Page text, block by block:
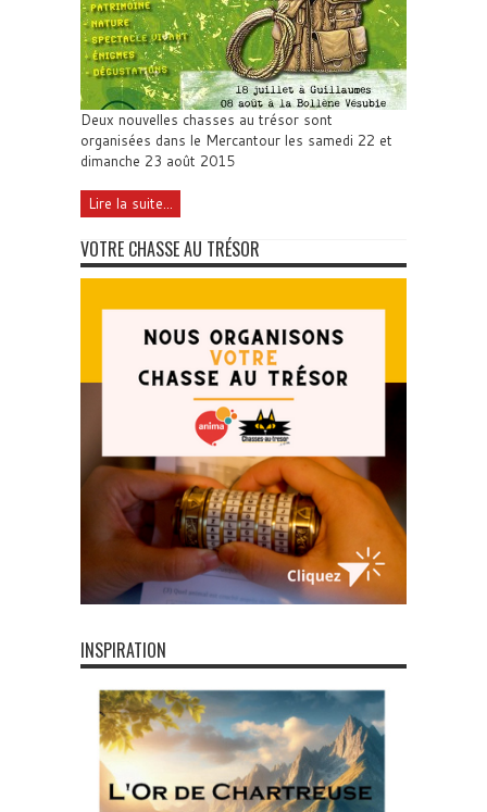
Deux nouvelles chasses au trésor sont
organisées dans le Mercantour les samedi 22 et
dimanche 23 août 2015
Lire la suite...
VOTRE CHASSE AU TRÉSOR
INSPIRATION